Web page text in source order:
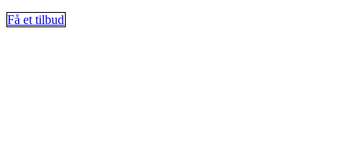
Få et tilbud